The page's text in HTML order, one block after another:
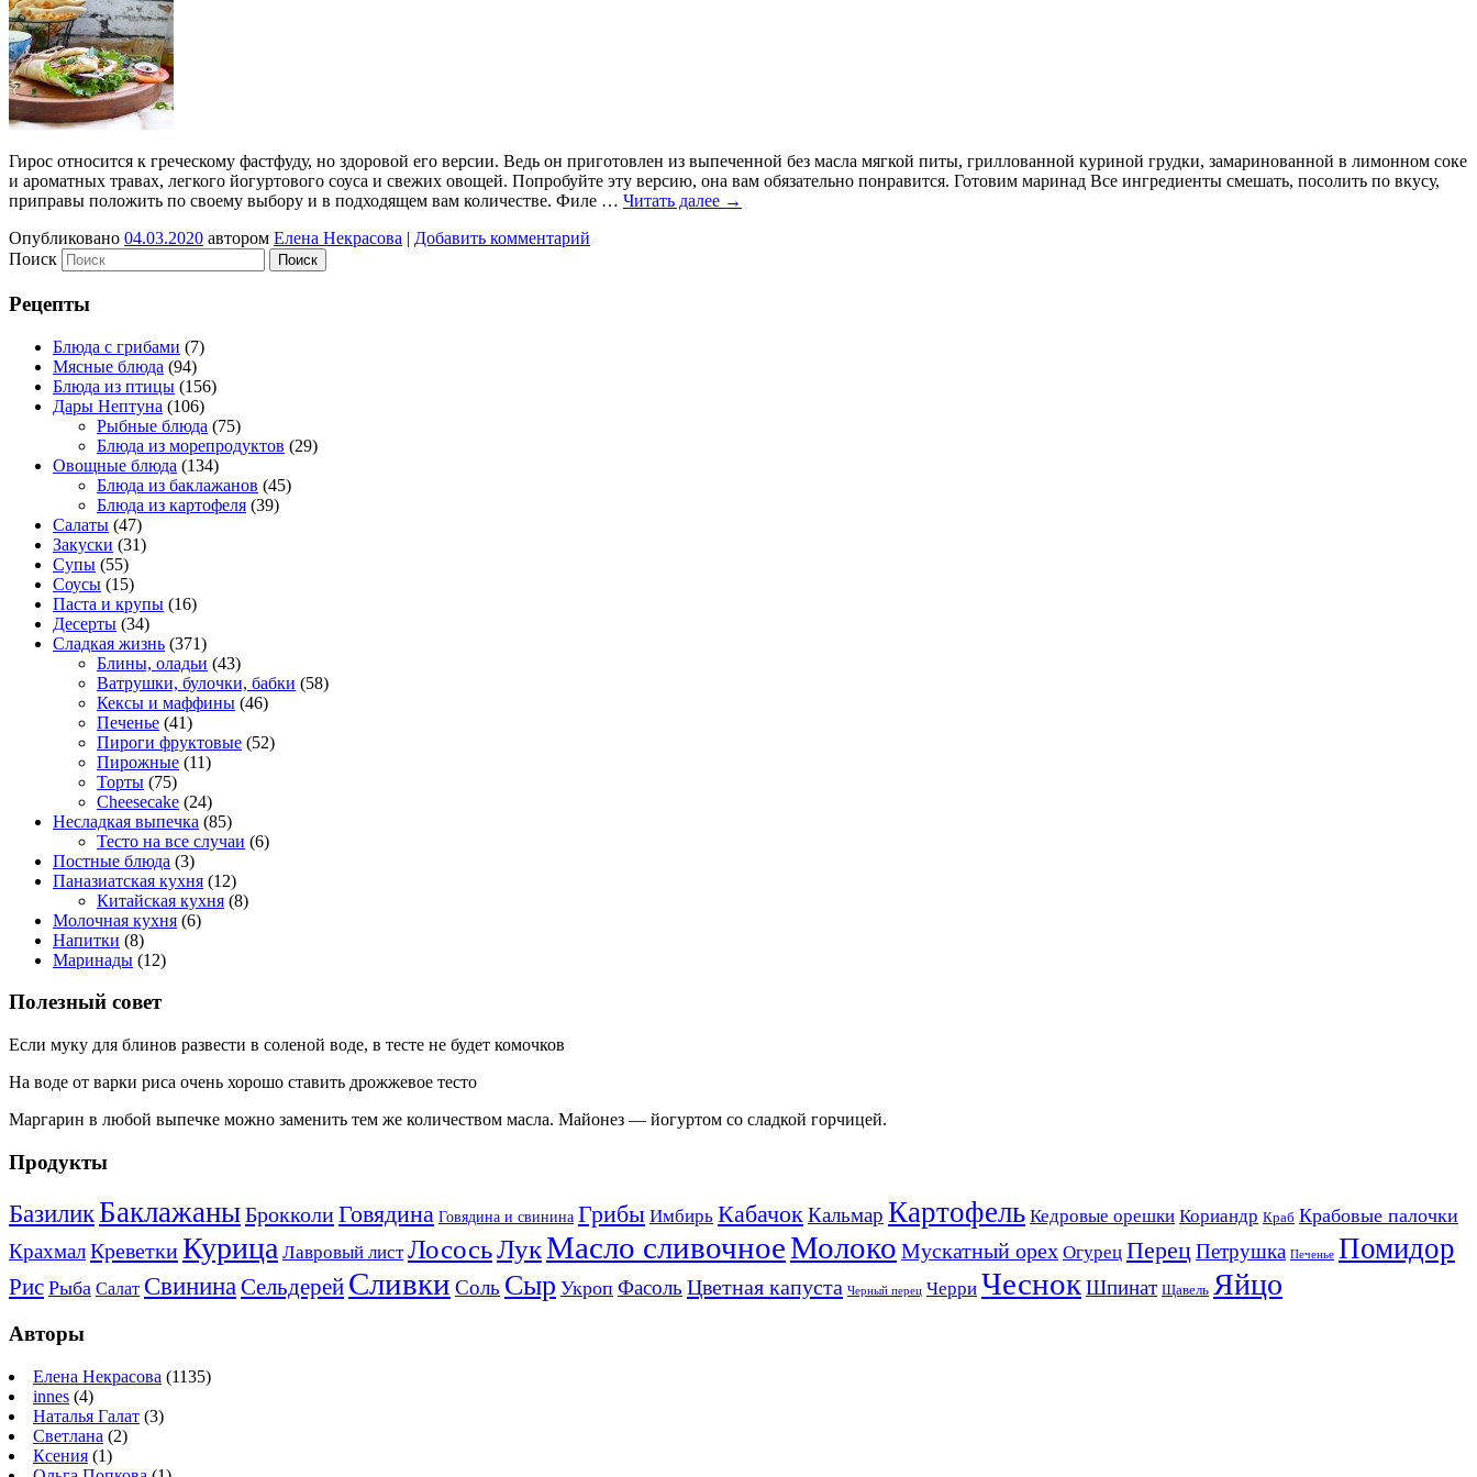
Гирос относится к греческому фастфуду, но здоровой его версии. Ведь он приготовлен из выпеченной без масла мягкой питы, гриллованной куриной грудки, замаринованной в лимонном соке
и ароматных травах, легкого йогуртового соуса и свежих овощей. Попробуйте эту версию, она вам обязательно понравится. Готовим маринад Все ингредиенты смешать, посолить по вкусу,
приправы положить по своему выбору и в подходящем вам количестве. Филе … Читать далее →
Опубликовано 04.03.2020 автором Елена Некрасова | Добавить комментарий
Поиск
Рецепты
Блюда с грибами (7)
Мясные блюда (94)
Блюда из птицы (156)
Дары Нептуна (106)
Рыбные блюда (75)
Блюда из морепродуктов (29)
Овощные блюда (134)
Блюда из баклажанов (45)
Блюда из картофеля (39)
Салаты (47)
Закуски (31)
Супы (55)
Соусы (15)
Паста и крупы (16)
Десерты (34)
Сладкая жизнь (371)
Блины, оладьи (43)
Ватрушки, булочки, бабки (58)
Кексы и маффины (46)
Печенье (41)
Пироги фруктовые (52)
Пирожные (11)
Торты (75)
Cheesecake (24)
Несладкая выпечка (85)
Тесто на все случаи (6)
Постные блюда (3)
Паназиатская кухня (12)
Китайская кухня (8)
Молочная кухня (6)
Напитки (8)
Маринады (12)
Полезный совет
Если муку для блинов развести в соленой воде, в тесте не будет комочков
На воде от варки риса очень хорошо ставить дрожжевое тесто
Маргарин в любой выпечке можно заменить тем же количеством масла. Майонез — йогуртом со сладкой горчицей.
Продукты
БазиликБаклажаныБрокколиГовядина Говядина и свинина Грибы Имбирь Кабачок Кальмар Картофель Кедровые орешки Кориандр Краб Крабовые палочки
КрахмалКреветкиКурица Лавровый лист ЛососьЛукМасло сливочноеМолоко Мускатный орех Огурец ПерецПетрушка Печенье Помидор
Рис Рыба Салат Свинина Сельдерей Сливки Соль Сыр Укроп Фасоль Цветная капуста Черный перец Черри ЧеснокШпинат Щавель Яйцо
Авторы
Елена Некрасова (1135)
innes (4)
Наталья Галат (3)
Светлана (2)
Ксения (1)